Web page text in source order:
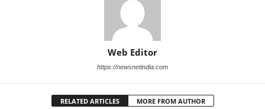
Web Editor
https://newsnetindia.com
RELATED ARTICLES MORE FROM AUTHOR